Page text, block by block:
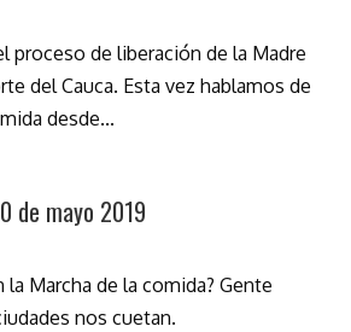
proceso de liberación de la Madre
del Cauca. Esta vez hablamos de
desde...
de mayo 2019
Marcha de la comida? Gente
nos cuetan.